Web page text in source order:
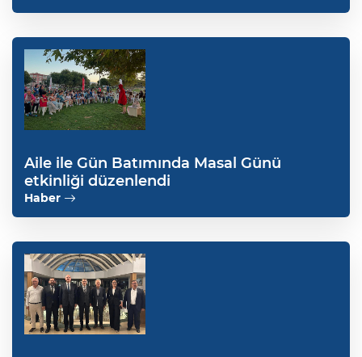
Aile ile Gün Batımında Masal Günü
etkinliği düzenlendi
Haber